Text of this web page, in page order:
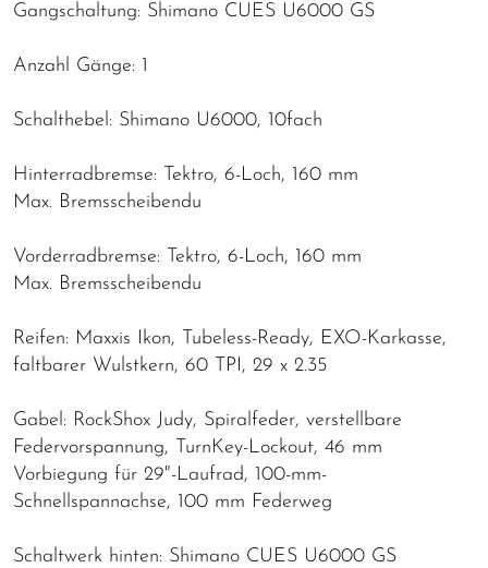
Gangschaltung: Shimano CUES U6000 GS
Anzahl Gänge: 1
Schalthebel: Shimano U6000, 10fach
Hinterradbremse: Tektro, 6-Loch, 160 mm
Max. Bremsscheibendu
Vorderradbremse: Tektro, 6-Loch, 160 mm
Max. Bremsscheibendu
Reifen: Maxxis Ikon, Tubeless-Ready, EXO-Karkasse,
faltbarer Wulstkern, 60 TPI, 29 x 2.35
Gabel: RockShox Judy, Spiralfeder, verstellbare
Federvorspannung, TurnKey-Lockout, 46 mm
Vorbiegung für 29"-Laufrad, 100-mm-
Schnellspannachse, 100 mm Federweg
Schaltwerk hinten: Shimano CUES U6000 GS